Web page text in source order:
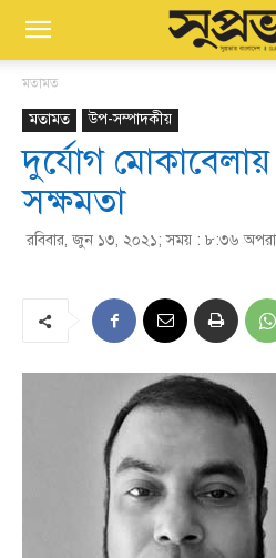
মতামত
মতামত উপ-সম্পাদকীয়
দুর্যোগ
সক্ষমতা
রবিবার, জুন ১৩, ২০২১; সময় : ৮:৩৬